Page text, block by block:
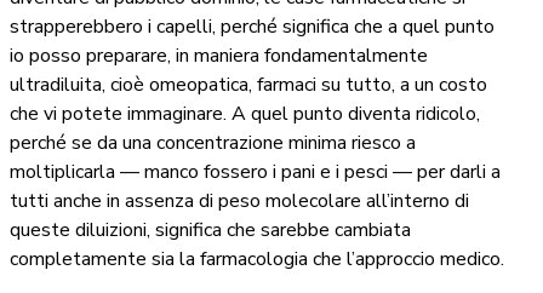
strapperebbero i capelli, perché significa che a quel punto
io posso preparare, in maniera fondamentalmente
ultradiluita, cioè omeopatica, farmaci su tutto, a un costo
che vi potete immaginare. A quel punto diventa ridicolo,
perché se da una concentrazione minima riesco a
moltiplicarla — manco fossero i pani e i pesci — per darli a
tutti anche in assenza di peso molecolare all’interno di
queste diluizioni, significa che sarebbe cambiata
completamente sia la farmacologia che l’approccio medico.